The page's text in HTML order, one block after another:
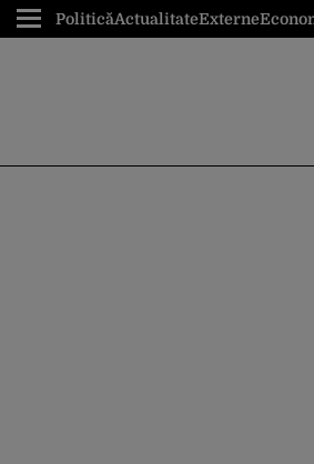
PoliticăActualitateExterne